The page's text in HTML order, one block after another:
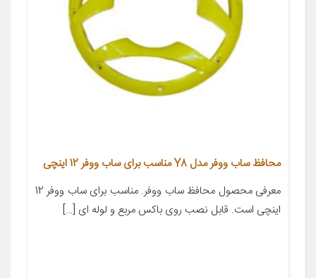
محافظ ساب ووفر مدل Y8 مناسب برای ساب ووفر 12 اینچی
معرفی محصول محافظ ساب ووفر. مناسب برای ساب ووفر 12
اینچی است. قابل نصب روی باکس مربع و لوله ای […]